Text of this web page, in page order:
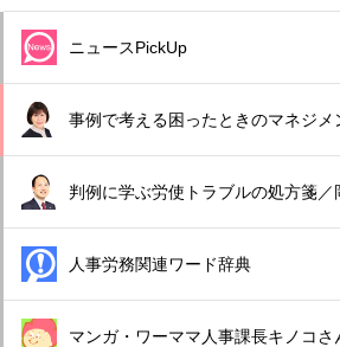
ニュースPickUp
事例で考える困ったときのマネジ
判例に学ぶ労使トラブルの処方箋／
人事労務関連ワード辞典
マンガ・ワーママ人事課長キノコさ